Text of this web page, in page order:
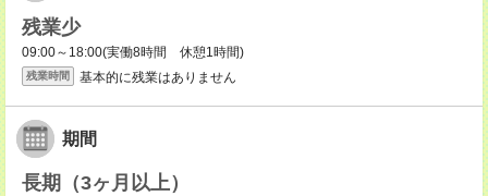
残業少
09:00～18:00(実働8時間 休憩1時間)
残業時間 基本的に残業はありません
期間
長期（3ヶ月以上）